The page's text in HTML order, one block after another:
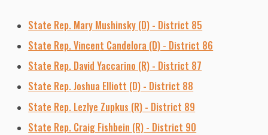
State Rep. Mary Mushinsky (D) - District 85
State Rep. Vincent Candelora (D) - District 86
State Rep. David Yaccarino (R) - District 87
State Rep. Joshua Elliott (D) - District 88
State Rep. Lezlye Zupkus (R) - District 89
State Rep. Craig Fishbein (R) - District 90